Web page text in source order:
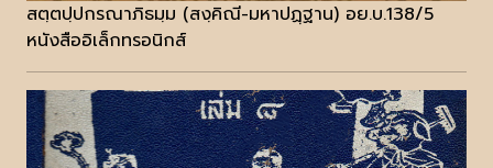
สตฺตปฺปกรณาภิธมฺม (สงฺคิณี-มหาปฏฺฐาน) อย.บ.138/5
หนังสืออิเล็กทรอนิกส์